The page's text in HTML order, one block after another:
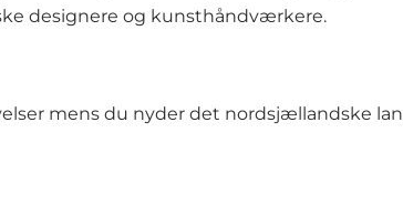
designere og kunsthåndværkere.
mens du nyder det nordsjællandske